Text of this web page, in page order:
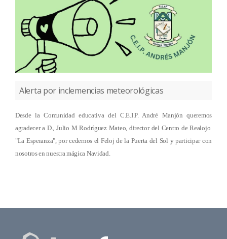
Alerta por inclemencias meteorológicas
Desde la Comunidad educativa del C.E.I.P. André Manjón queremos
agradecer a D., Julio M Rodríguez Mateo, director del Centro de Realojo
"La Esperanza", por cedernos el Feloj de la Puerta del Sol y participar con
nosotros en nuestra mágica Navidad.